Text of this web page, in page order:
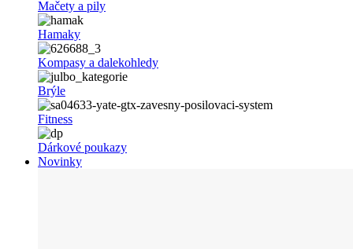
Mačety a pily
Hamaky
Kompasy a dalekohledy
Brýle
Fitness
Dárkové poukazy
Novinky